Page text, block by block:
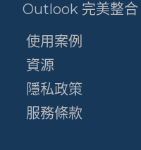
Outlook 完美整合
使用案例
資源
隱私政策
服務條款